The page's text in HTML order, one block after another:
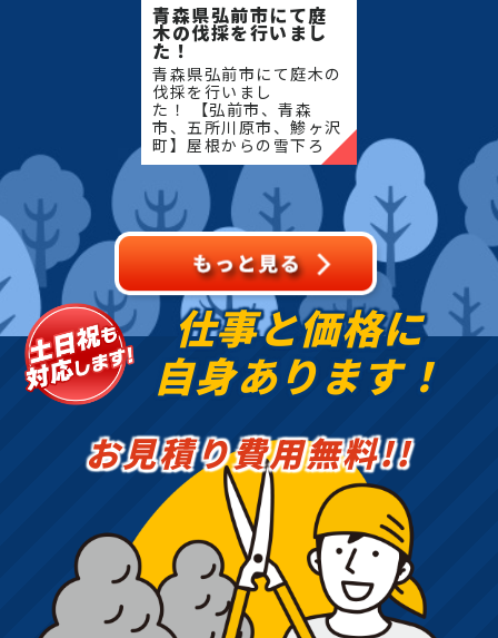
青森県弘前市にて庭
木の伐採を行いまし
た！
青森県弘前市にて庭木の
伐採を行いまし
た！ 【弘前市、青森
市、五所川原市、鯵ヶ沢
町】屋根からの雪下ろ
し・除雪・排雪などの作
業もお任せください！地
域密着で伐採・抜根・剪
定・草刈りなどのお庭の
こと、造園・
仕事と価格に
自身あります！
お見積り費用無料!!